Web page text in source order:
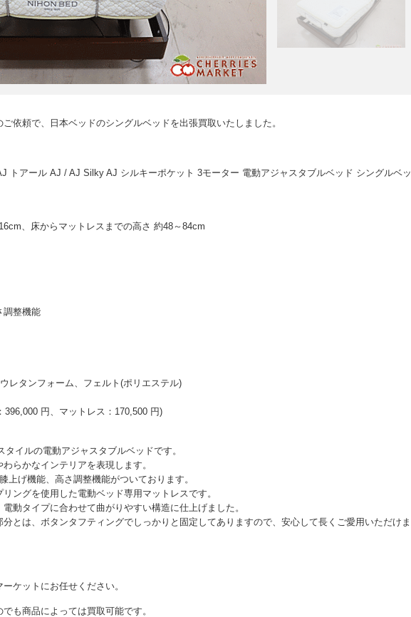
依頼で、日本ベッドのシングルベッドを出張買取いたしました。
トアール AJ / AJ Silky AJ シルキーポケット 3モーター 電動アジャスタブルベッド シングルベッ
、床からマットレスまでの高さ 約48～84cm
調整機能
レタンフォーム、フェルト(ポリエステル)
円、マットレス：170,500 円)
イルの電動アジャスタブルベッドです。
らかなインテリアを表現します。
上げ機能、高さ調整機能がついております。
ングを使用した電動ベッド専用マットレスです。
動タイプに合わせて曲がりやすい構造に仕上げました。
とは、ボタンタフティングでしっかりと固定してありますので、安心して長くご愛用いただけま
ケットにお任せください。
も商品によっては買取可能です。